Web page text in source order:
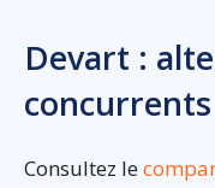
Devart :
concurrents
Consultez le